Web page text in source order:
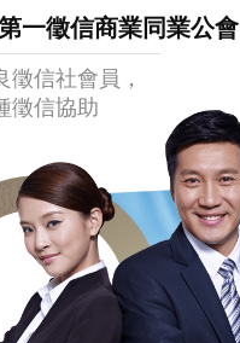
一徵信商業同業公會
徵信社會員，
徵信協助